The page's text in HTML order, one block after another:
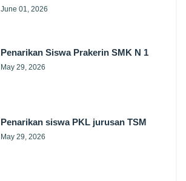
June 01, 2026
Penarikan Siswa Prakerin SMK N 1
May 29, 2026
Penarikan siswa PKL jurusan TSM
May 29, 2026